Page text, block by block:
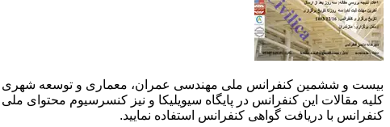
کلیه مقالات این کنفرانس در پایگاه سیویلیکا و نیز کنسرسیوم محتوای
کنفرانس با دریافت گواهی کنفرانس استفاده نمایید.